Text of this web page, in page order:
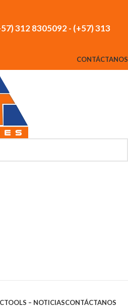
312 8305092 - (+57) 313
CONTÁCTANOS
– NOTICIASCONTÁCTANOS